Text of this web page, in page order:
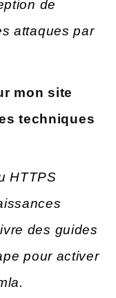
de
attaques par
mon site
techniques
HTTPS
des guides
pour activer